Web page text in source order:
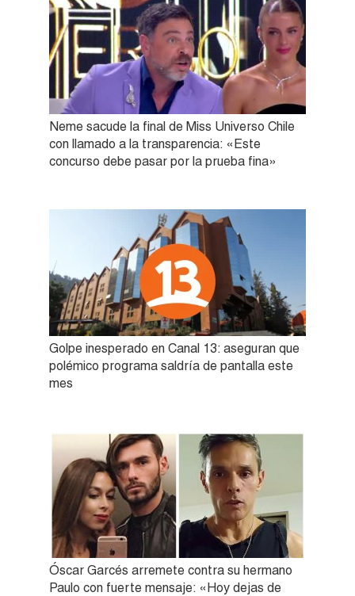
Neme sacude la final de Miss Universo Chile
con llamado a la transparencia: «Este
concurso debe pasar por la prueba fina»
Golpe inesperado en Canal 13: aseguran que
polémico programa saldría de pantalla este
mes
Óscar Garcés arremete contra su hermano
Paulo con fuerte mensaje: «Hoy dejas de